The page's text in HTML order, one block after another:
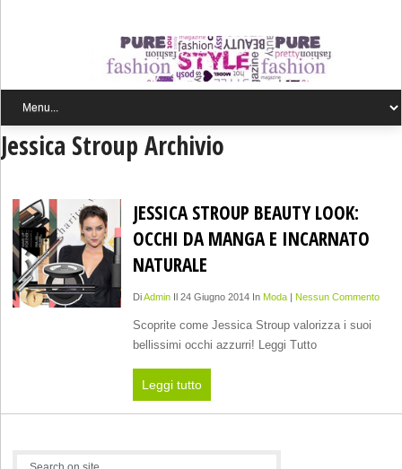
Jessica Stroup Archivio
JESSICA STROUP BEAUTY LOOK:
OCCHI DA MANGA E INCARNATO
NATURALE
DiAdminIl 24 Giugno 2014 In Moda| Nessun Commento
Scoprite come Jessica Stroup valorizza i suoi
bellissimi occhi azzurri! Leggi Tutto
Leggi tutto